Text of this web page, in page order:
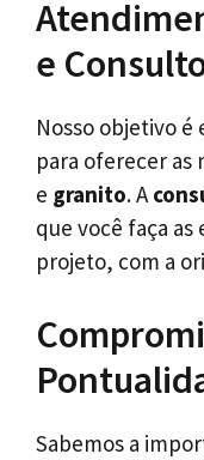
e
Nosso objetivo é
para oferecer as
e granito. A
que você faça as
projeto, com a
Sabemos a